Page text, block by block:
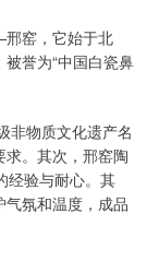
窑，它始于北
誉为“中国白瓷鼻
非物质文化遗产名
。其次，邢窑陶
经验与耐心。其
氛和温度，成品